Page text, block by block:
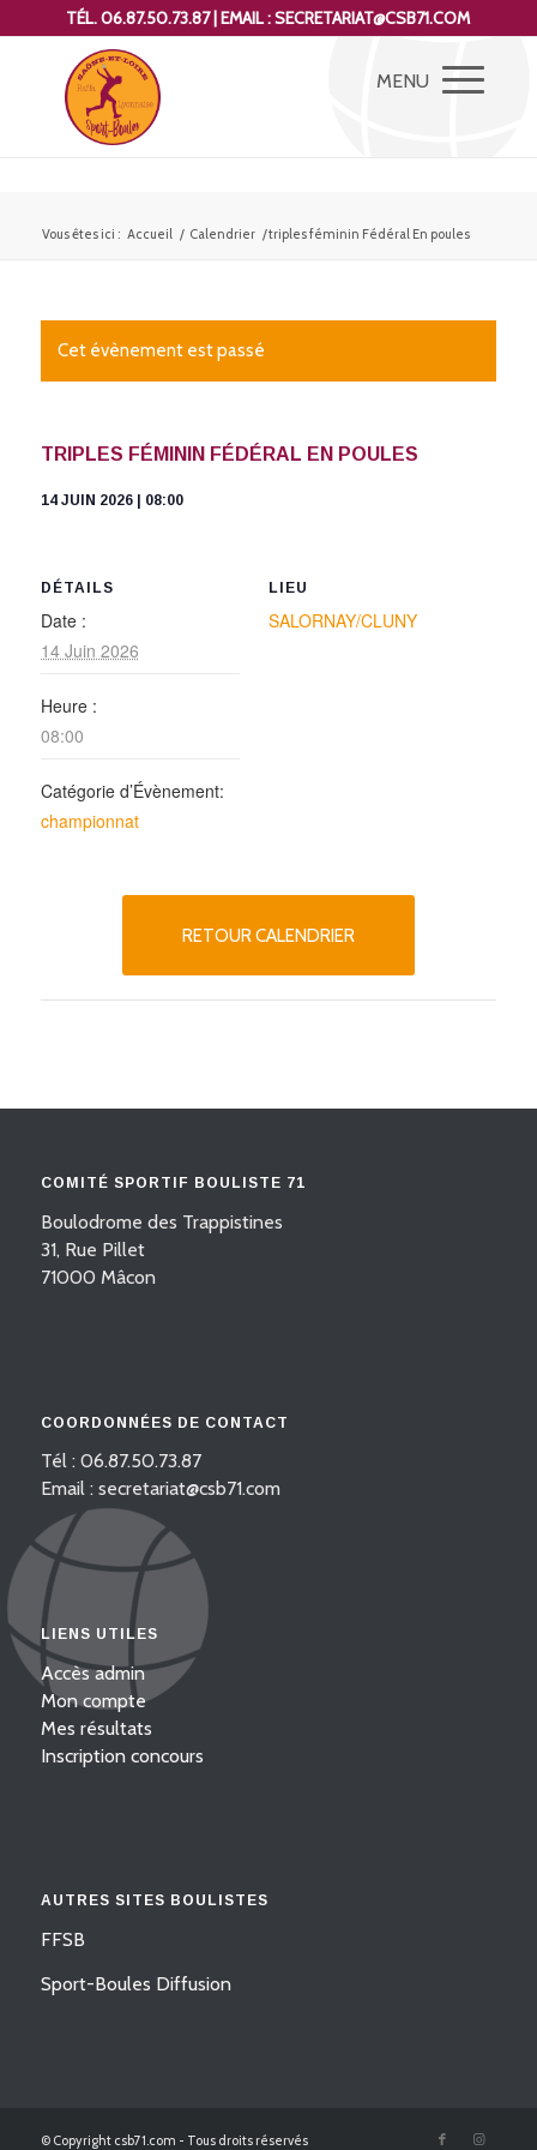
TÉL. 06.87.50.73.87 | EMAIL : SECRETARIAT@CSB71.COM
Vous êtes ici : Accueil / Calendrier /triples féminin Fédéral En poules
Cet évènement est passé
TRIPLES FÉMININ FÉDÉRAL EN POULES
14 JUIN 2026 | 08:00
DÉTAILS
Date :
14 Juin 2026
Heure :
08:00
Catégorie d’Évènement:
championnat
LIEU
SALORNAY/CLUNY
RETOUR CALENDRIER
COMITÉ SPORTIF BOULISTE 71
Boulodrome des Trappistines
31, Rue Pillet
71000 Mâcon
COORDONNÉES DE CONTACT
Tél : 06.87.50.73.87
Email : secretariat@csb71.com
LIENS UTILES
Accès admin
Mon compte
Mes résultats
Inscription concours
AUTRES SITES BOULISTES
FFSB
Sport-Boules Diffusion
© Copyright csb71.com - Tous droits réservés